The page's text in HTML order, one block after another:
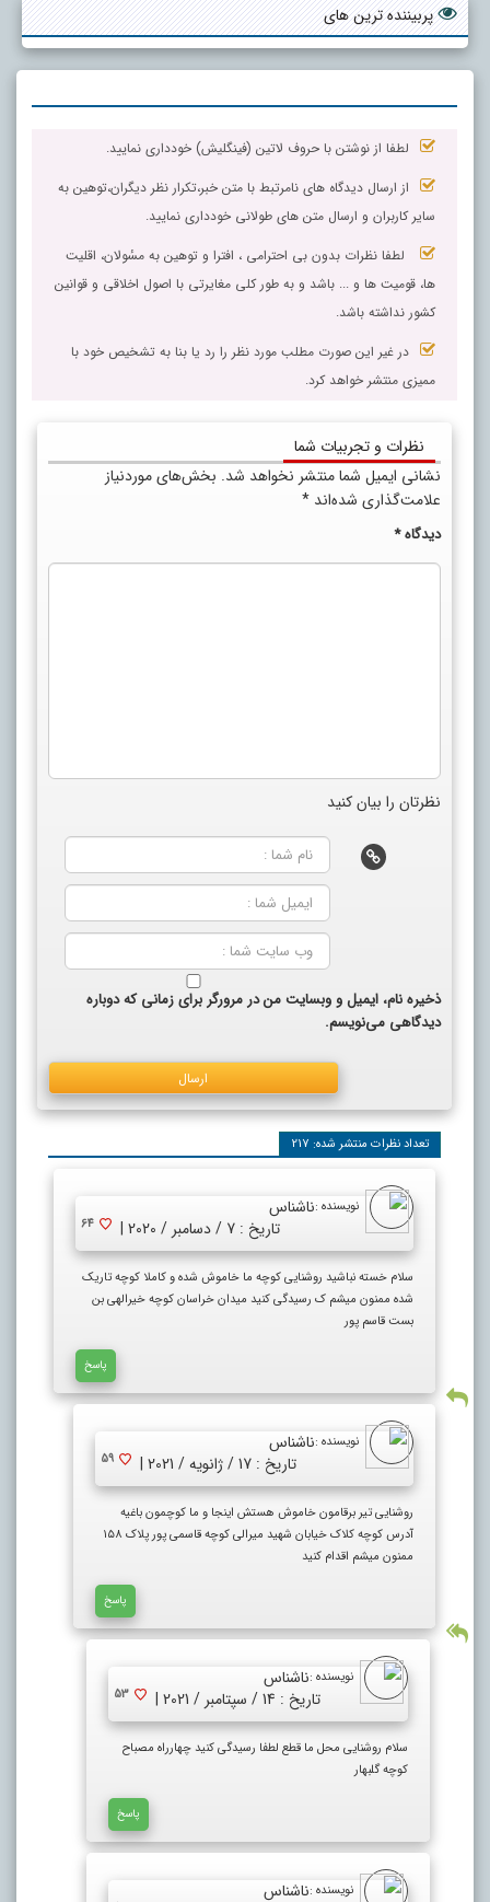
پربیننده ترین های
لطفا از نوشتن با حروف لاتین (فینگلیش) خودداری نمایید.
از ارسال دیدگاه های نامرتبط با متن خبر،تکرار نظر دیگران،توهین به
سایر کاربران و ارسال متن های طولانی خودداری نمایید.
لطفا نظرات بدون بی احترامی ، افترا و توهین به مسٔولان، اقلیت
ها، قومیت ها و ... باشد و به طور کلی مغایرتی با اصول اخلاقی و قوانین
کشور نداشته باشد.
در غیر این صورت مطلب مورد نظر را رد یا بنا به تشخیص خود با
ممیزی منتشر خواهد کرد.
نظرات و تجربیات شما
نشانی ایمیل شما منتشر نخواهد شد. بخش‌های موردنیاز
علامت‌گذاری شده‌اند *
دیدگاه*
نظرتان را بیان کنید
ذخیره نام، ایمیل و وبسایت من در مرورگر برای زمانی که دوباره
دیدگاهی می‌نویسم.
تعداد نظرات منتشر شده: 217
نویسنده :ناشناس
تاریخ : 7 / دسامبر / 2020 |
64
سلام خسته نباشید روشنایی کوچه ما خاموش شده و کاملا کوچه تاریک
شده ممنون میشم ک رسیدگی کنید میدان خراسان کوچه خیرالهی بن
بست قاسم پور
پاسخ
نویسنده :ناشناس
تاریخ : 17 / ژانویه / 2021 |
59
روشنایی تیر برقامون خاموش هستش اینجا و ما کوچمون باغیه
آدرس کوچه کلاک خیابان شهید میرالی کوچه قاسمی پور پلاک ۱۵۸
ممنون میشم اقدام کنید
پاسخ
نویسنده :ناشناس
تاریخ : 14 / سپتامبر / 2021 |
53
سلام روشنایی محل ما قطع لطفا رسیدگی کنید چهارراه مصباح
کوچه گلبهار
پاسخ
نویسنده :ناشناس